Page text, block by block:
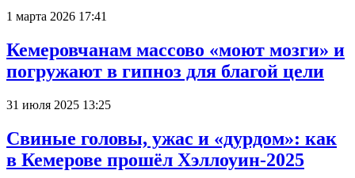
1 марта 2026 17:41
Кемеровчанам массово «моют мозги» и
погружают в гипноз для благой цели
31 июля 2025 13:25
Свиные головы, ужас и «дурдом»: как
в Кемерове прошёл Хэллоуин-2025